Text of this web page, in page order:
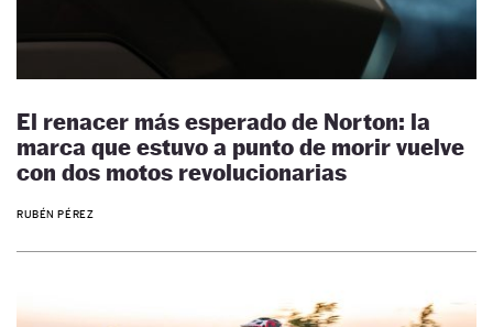
El renacer más esperado de Norton: la
marca que estuvo a punto de morir vuelve
con dos motos revolucionarias
RUBÉN PÉREZ